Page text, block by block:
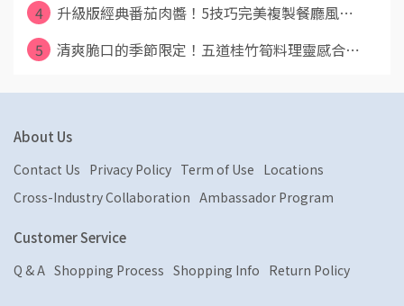
4
升級版經典番茄肉醬！5技巧完美複製餐廳風⋯
5
清爽脆口的季節限定！五道桂竹筍料理靈感合⋯
About Us
Contact Us Privacy Policy Term of Use Locations
Cross-Industry Collaboration Ambassador Program
Customer Service
Q & A Shopping Process Shopping Info Return Policy